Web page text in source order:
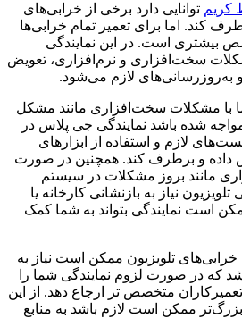
کریم توانایی دارد برخی از خرابی‌های
کند. اما برای تعمیر تمام خرابی‌ها
بیشتری است. در این نمایندگی
سخت‌افزاری و نرم‌افزاری، تعویض
به‌روزرسانی‌های لازم می‌شود.
با مشکلات سخت‌افزاری مانند مشکل
شده باشد نمایندگی جی پلاس در
لازم و استفاده از ابزارهای
و برطرف کند. همچنین در صورت
مانند بروز مشکلات در سیستم
نیاز به بازنشانی کارخانه یا
است نمایندگی بتواند به شما کمک
خرابی‌های تلویزیون ممکن است نیاز به
که در صورت لزوم نمایندگی شما را
متخصص تر ارجاع دهد. از این
ممکن است لازم باشد به منابع